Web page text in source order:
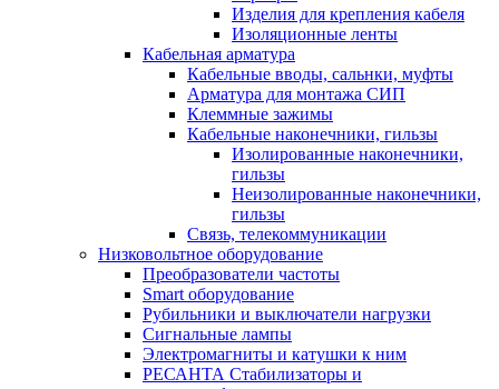
Изделия для крепления кабеля
Изоляционные ленты
Кабельная арматура
Кабельные вводы, сальнки, муфты
Арматура для монтажа СИП
Клеммные зажимы
Кабельные наконечники, гильзы
Изолированные наконечники,
гильзы
Неизолированные наконечники,
гильзы
Связь, телекоммуникации
Низковольтное оборудование
Преобразователи частоты
Smart оборудование
Рубильники и выключатели нагрузки
Сигнальные лампы
Электромагниты и катушки к ним
РЕСАНТА Стабилизаторы и